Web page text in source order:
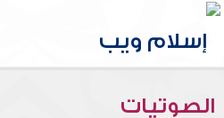
الصوتيات